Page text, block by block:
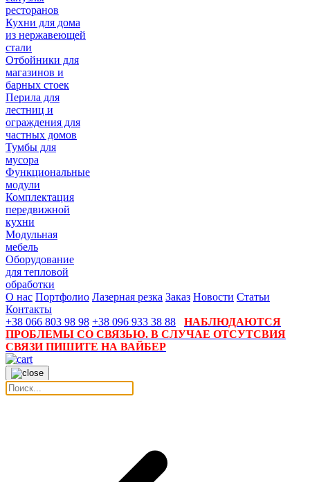
ресторанов
Кухни для дома
из нержавеющей
стали
Отбойники для
магазинов и
барных стоек
Перила для
лестниц и
ограждения для
частных домов
Тумбы для
мусора
Функциональные
модули
Комплектация
передвижной
кухни
Модульная
мебель
Оборудование
для тепловой
обработки
О нас Портфолио Лазерная резка Заказ Новости Статьи
Контакты
+38 066 803 98 98 +38 096 933 38 88
НАБЛЮДАЮТСЯ
ПРОБЛЕМЫ СО СВЯЗЬЮ. В СЛУЧАЕ ОТСУТСВИЯ
СВЯЗИ ПИШИТЕ НА ВАЙБЕР